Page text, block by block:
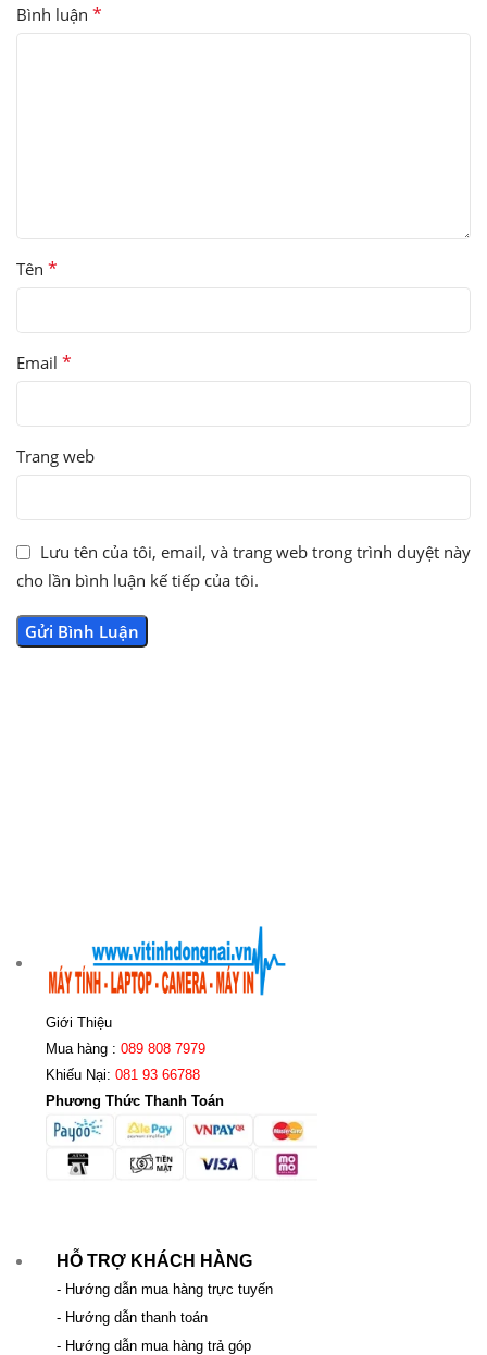
Bình luận *
Tên *
Email *
Trang web
Lưu tên của tôi, email, và trang web trong trình duyệt này
cho lần bình luận kế tiếp của tôi.
Giới Thiệu
Mua hàng : 089 808 7979
Khiếu Nại: 081 93 66788
Phương Thức Thanh Toán
HỖ TRỢ KHÁCH HÀNG
- Hướng dẫn mua hàng trực tuyến
- Hướng dẫn thanh toán
- Hướng dẫn mua hàng trả góp